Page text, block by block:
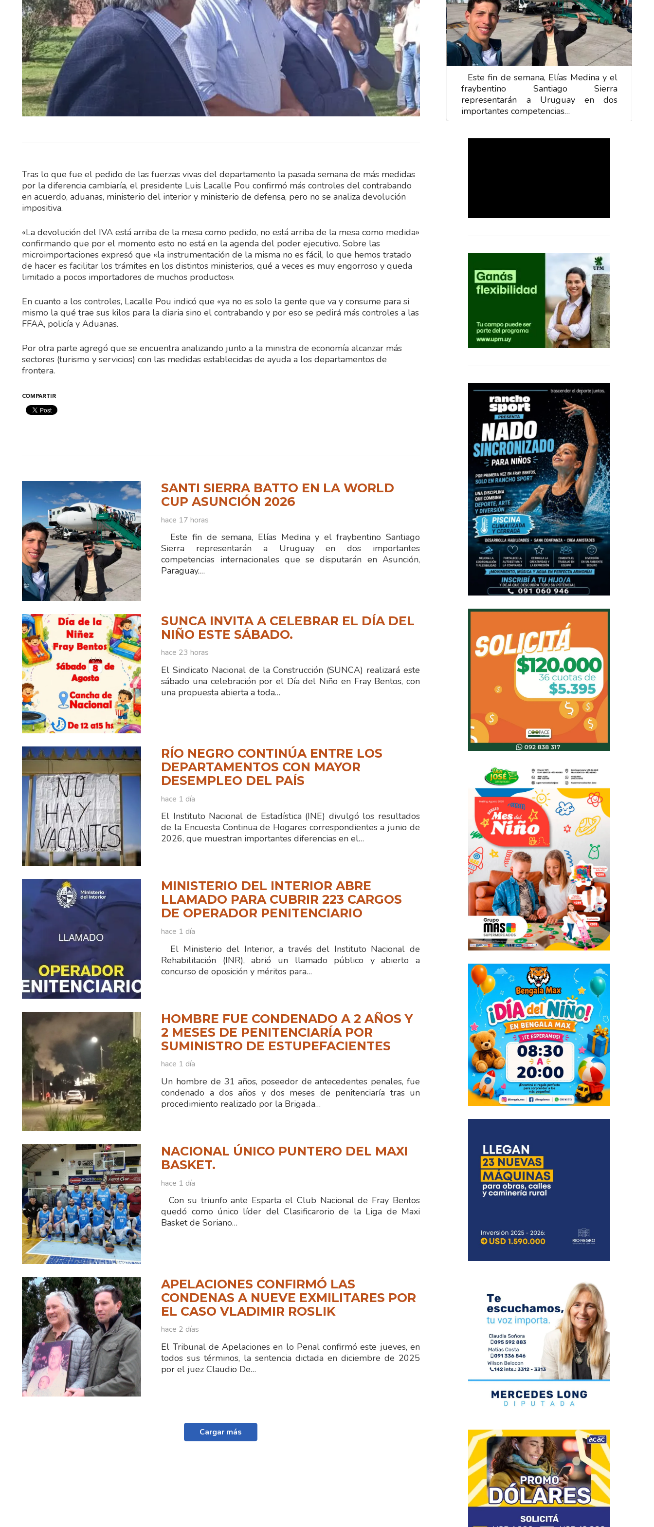
Tras lo que fue el pedido de las fuerzas vivas del departamento la pasada semana de más medidas
por la diferencia cambiaría, el presidente Luis Lacalle Pou confirmó más controles del contrabando
en acuerdo, aduanas, ministerio del interior y ministerio de defensa, pero no se analiza devolución
impositiva.
«La devolución del IVA está arriba de la mesa como pedido, no está arriba de la mesa como medida»
confirmando que por el momento esto no está en la agenda del poder ejecutivo. Sobre las
microimportaciones expresó que «la instrumentación de la misma no es fácil, lo que hemos tratado
de hacer es facilitar los trámites en los distintos ministerios, qué a veces es muy engorroso y queda
limitado a pocos importadores de muchos productos».
En cuanto a los controles, Lacalle Pou indicó que «ya no es solo la gente que va y consume para si
mismo la qué trae sus kilos para la diaria sino el contrabando y por eso se pedirá más controles a las
FFAA, policía y Aduanas.
Por otra parte agregó que se encuentra analizando junto a la ministra de economía alcanzar más
sectores (turismo y servicios) con las medidas establecidas de ayuda a los departamentos de
frontera.
COMPARTIR
SANTI SIERRA BATTO EN LA WORLD
CUP ASUNCIÓN 2026
hace 17 horas
Este fin de semana, Elías Medina y el fraybentino Santiago
Sierra representarán a Uruguay en dos importantes
competencias internacionales que se disputarán en Asunción,
Paraguay.…
SUNCA INVITA A CELEBRAR EL DÍA DEL
NIÑO ESTE SÁBADO.
hace 23 horas
El Sindicato Nacional de la Construcción (SUNCA) realizará este
sábado una celebración por el Día del Niño en Fray Bentos, con
una propuesta abierta a toda…
RÍO NEGRO CONTINÚA ENTRE LOS
DEPARTAMENTOS CON MAYOR
DESEMPLEO DEL PAÍS
hace 1 día
El Instituto Nacional de Estadística (INE) divulgó los resultados
de la Encuesta Continua de Hogares correspondientes a junio de
2026, que muestran importantes diferencias en el…
MINISTERIO DEL INTERIOR ABRE
LLAMADO PARA CUBRIR 223 CARGOS
DE OPERADOR PENITENCIARIO
hace 1 día
El Ministerio del Interior, a través del Instituto Nacional de
Rehabilitación (INR), abrió un llamado público y abierto a
concurso de oposición y méritos para…
HOMBRE FUE CONDENADO A 2 AÑOS Y
2 MESES DE PENITENCIARÍA POR
SUMINISTRO DE ESTUPEFACIENTES
hace 1 día
Un hombre de 31 años, poseedor de antecedentes penales, fue
condenado a dos años y dos meses de penitenciaría tras un
procedimiento realizado por la Brigada…
NACIONAL ÚNICO PUNTERO DEL MAXI
BASKET.
hace 1 día
Con su triunfo ante Esparta el Club Nacional de Fray Bentos
quedó como único líder del Clasificarorio de la Liga de Maxi
Basket de Soriano…
APELACIONES CONFIRMÓ LAS
CONDENAS A NUEVE EXMILITARES POR
EL CASO VLADIMIR ROSLIK
hace 2 días
El Tribunal de Apelaciones en lo Penal confirmó este jueves, en
todos sus términos, la sentencia dictada en diciembre de 2025
por el juez Claudio De…
Cargar más
Este fin de semana, Elías Medina y el
fraybentino Santiago Sierra
representarán a Uruguay en dos
Este fin de semana, Elías Medina y el
fraybentino Santiago Sierra
representarán a Uruguay en dos
importantes competencias…
Este fin de semana, Elías Medina y el
fraybentino Santiago Sierra
representarán a Uruguay en dos
importantes competencias…